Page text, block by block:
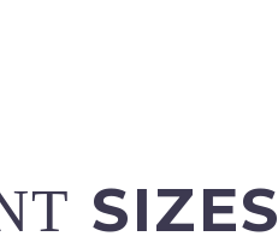
SIZES